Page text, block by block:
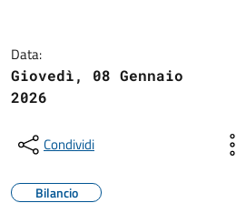
Data:
Giovedì, 08 Gennaio
2026
Condividi
Bilancio